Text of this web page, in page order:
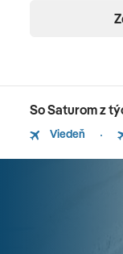
So Saturom z
Viedeň